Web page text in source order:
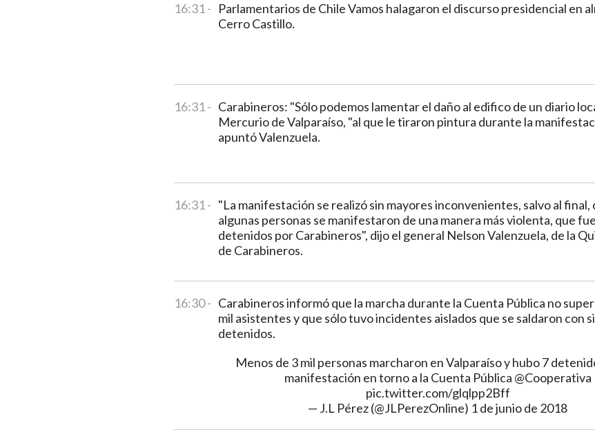
16:31 - Parlamentarios de Chile Vamos halagaron el discurso presidencial en
Cerro Castillo.
16:31 - Carabineros: "Sólo podemos lamentar el daño al edifico de un diario
Mercurio de Valparaíso, "al que le tiraron pintura durante la
apuntó Valenzuela.
16:31 - "La manifestación se realizó sin mayores inconvenientes, salvo al final,
algunas personas se manifestaron de una manera más violenta, que
detenidos por Carabineros", dijo el general Nelson Valenzuela, de la
de Carabineros.
16:30 - Carabineros informó que la marcha durante la Cuenta Pública no
mil asistentes y que sólo tuvo incidentes aislados que se saldaron con
detenidos.
Menos de 3 mil personas marcharon en Valparaíso y hubo 7
manifestación en torno a la Cuenta Pública @Cooperativa
pic.twitter.com/glqlpp2Bff
— J.L Pérez (@JLPerezOnline) 1 de junio de 2018